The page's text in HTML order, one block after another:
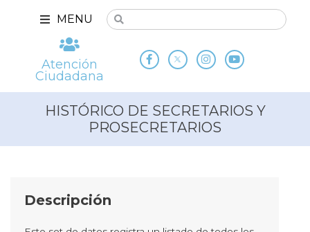
MENU
Atención
Ciudadana
HISTÓRICO DE SECRETARIOS Y
PROSECRETARIOS
Descripción